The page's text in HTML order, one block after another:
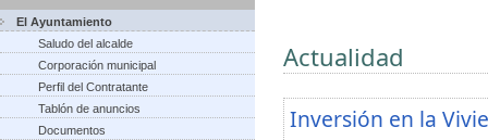
El Ayuntamiento
Saludo del alcalde
Corporación municipal
Perfil del Contratante
Tablón de anuncios
Documentos
Actualidad
Inversión en la